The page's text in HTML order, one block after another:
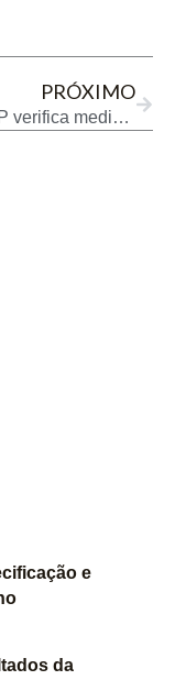
PRÓXIMO
Ipem-SP verifica medidores de combustíveis em fabricante de Cerquilho
e
da